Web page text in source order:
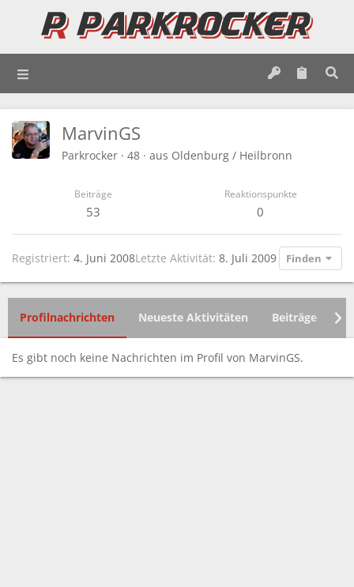
MarvinGS
Parkrocker · 48 · aus Oldenburg / Heilbronn
Beiträge
53
Reaktionspunkte
0
Registriert 4. Juni 2008Letzte Aktivität 8. Juli 2009 Finden
Profilnachrichten Neueste Aktivitäten Beiträge
Es gibt noch keine Nachrichten im Profil von MarvinGS.